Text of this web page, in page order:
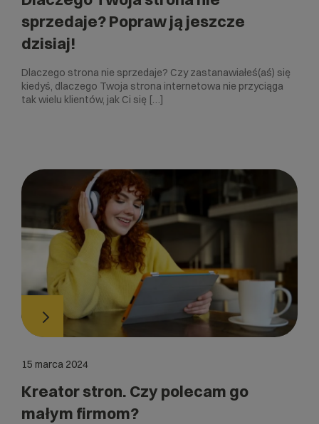
sprzedaje? Popraw ją jeszcze
dzisiaj!
Dlaczego strona nie sprzedaje? Czy zastanawiałeś(aś) się
kiedyś, dlaczego Twoja strona internetowa nie przyciąga
tak wielu klientów, jak Ci się […]
15 marca 2024
Kreator stron. Czy polecam go
małym firmom?